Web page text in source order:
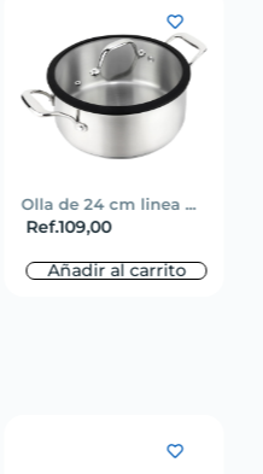
Olla de 24 cm linea ...
Ref.109,00
Añadir al carrito